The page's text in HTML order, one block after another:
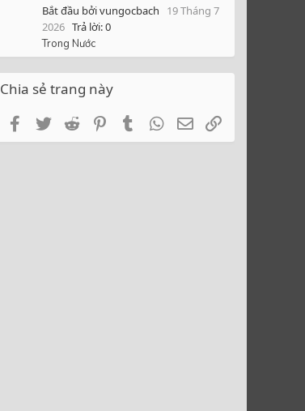
Bắt đầu bởi vungocbach
19 Tháng 7
2026 Trả lời: 0
Trong Nước
Chia sẻ trang này
FacebookTwitterRedditPinterestTumblrWhatsApp
Email